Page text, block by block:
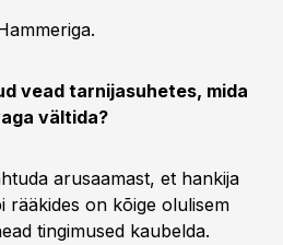
vead tarnijasuhetes, mida
vältida?
arusaamast, et hankija
rääkides on kõige olulisem
tingimused kaubelda.